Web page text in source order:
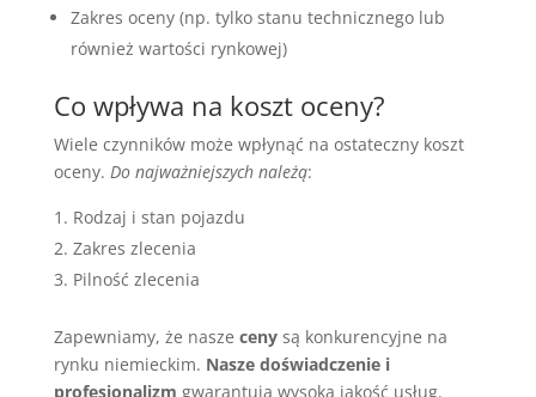
Zakres oceny (np. tylko stanu technicznego lub
również wartości rynkowej)
Co wpływa na koszt oceny?
Wiele czynników może wpłynąć na ostateczny koszt
oceny. Do najważniejszych należą:
Rodzaj i stan pojazdu
Zakres zlecenia
Pilność zlecenia
Zapewniamy, że nasze cenysą konkurencyjne na
rynku niemieckim. Nasze doświadczenie i
profesjonalizm gwarantują wysoką jakość usług.